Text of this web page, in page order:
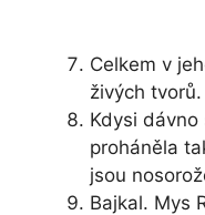
Celkem v
živých tvorů.
Kdysi dávno
proháněla
jsou
Bajkal. Mys